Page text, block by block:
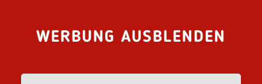
WERBUNG AUSBLENDEN